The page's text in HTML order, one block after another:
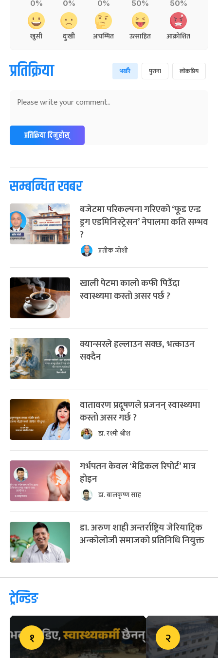
0%
खुसी
0%
दुःखी
0%
अचम्मित
50%
उत्साहित
50%
आक्रोशित
प्रतिक्रिया भर्खरै पुराना लोकप्रिय
प्रतिक्रिया दिनुहोस्
सम्बन्धित खबर
बजेटमा परिकल्पना गरिएको ‘फूड एन्ड
ड्रग एडमिनिस्ट्रेसन’ नेपालमा कति सम्भव
?
प्रतीक जोशी
खाली पेटमा कालो कफी पिउँदा
स्वास्थ्यमा कस्तो असर पर्छ ?
क्यान्सरले हल्लाउन सक्छ, भत्काउन
सक्दैन
वातावरण प्रदूषणले प्रजनन् स्वास्थ्यमा
कस्तो असर गर्छ ?
डा. रश्मी श्रीश
गर्भपतन केवल ‘मेडिकल रिपोर्ट’ मात्र
होइन
डा. बालकृष्ण साह
डा. अरुण शाही अन्तर्राष्ट्रिय जेरियाट्रिक
अन्कोलोजी समाजको प्रतिनिधि नियुक्त
ट्रेन्डिङ
१ २